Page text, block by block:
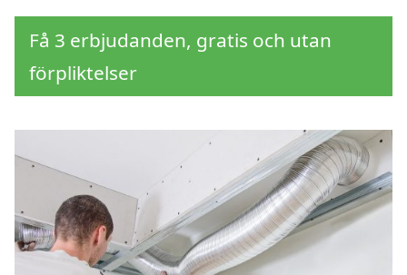
Få 3 erbjudanden, gratis och utan
förpliktelser